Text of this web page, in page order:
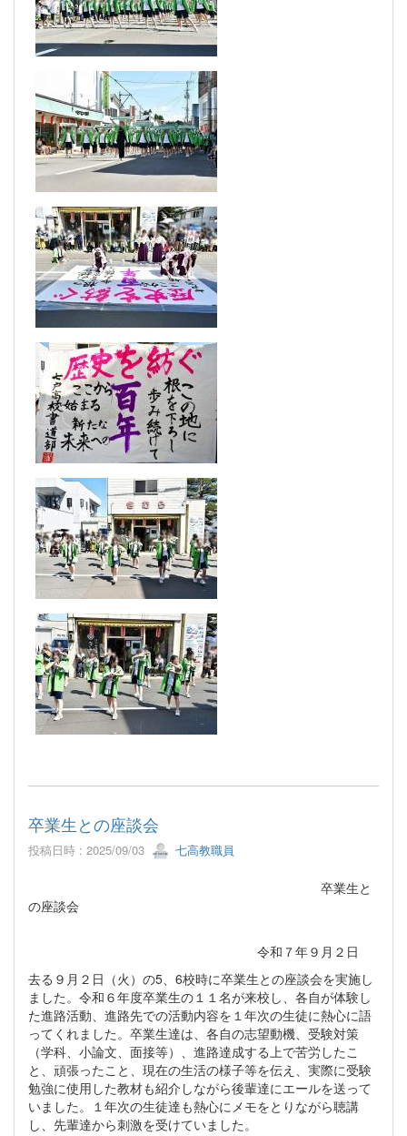
卒業生との座談会
投稿日時 : 2025/09/03 七高教職員
卒業生と
の座談会
令和７年９月２日
去る９月２日（火）の5、6校時に卒業生との座談会を実施し
ました。令和６年度卒業生の１１名が来校し、各自が体験し
た進路活動、進路先での活動内容を１年次の生徒に熱心に語
ってくれました。卒業生達は、各自の志望動機、受験対策
（学科、小論文、面接等）、進路達成する上で苦労したこ
と、頑張ったこと、現在の生活の様子等を伝え、実際に受験
勉強に使用した教材も紹介しながら後輩達にエールを送って
いました。１年次の生徒達も熱心にメモをとりながら聴講
し、先輩達から刺激を受けていました。